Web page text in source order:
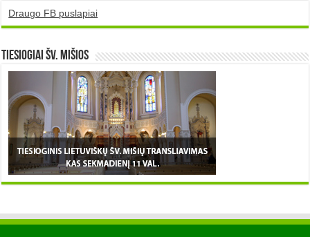
Draugo FB puslapiai
TIESIOGIAI šv. MIŠIOS